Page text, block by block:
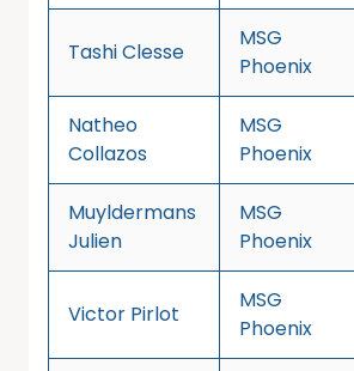
Tashi Clesse
MSG
Phoenix
Natheo
Collazos
MSG
Phoenix
Muyldermans
Julien
MSG
Phoenix
Victor Pirlot
MSG
Phoenix